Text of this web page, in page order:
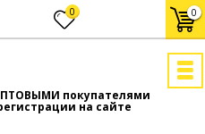
0 0
покупателями
на сайте